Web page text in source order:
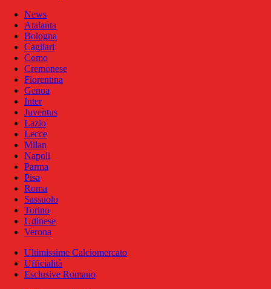
News
Atalanta
Bologna
Cagliari
Como
Cremonese
Fiorentina
Genoa
Inter
Juventus
Lazio
Lecce
Milan
Napoli
Parma
Pisa
Roma
Sassuolo
Torino
Udinese
Verona
Ultimissime Calciomercato
Ufficialità
Esclusive Romano